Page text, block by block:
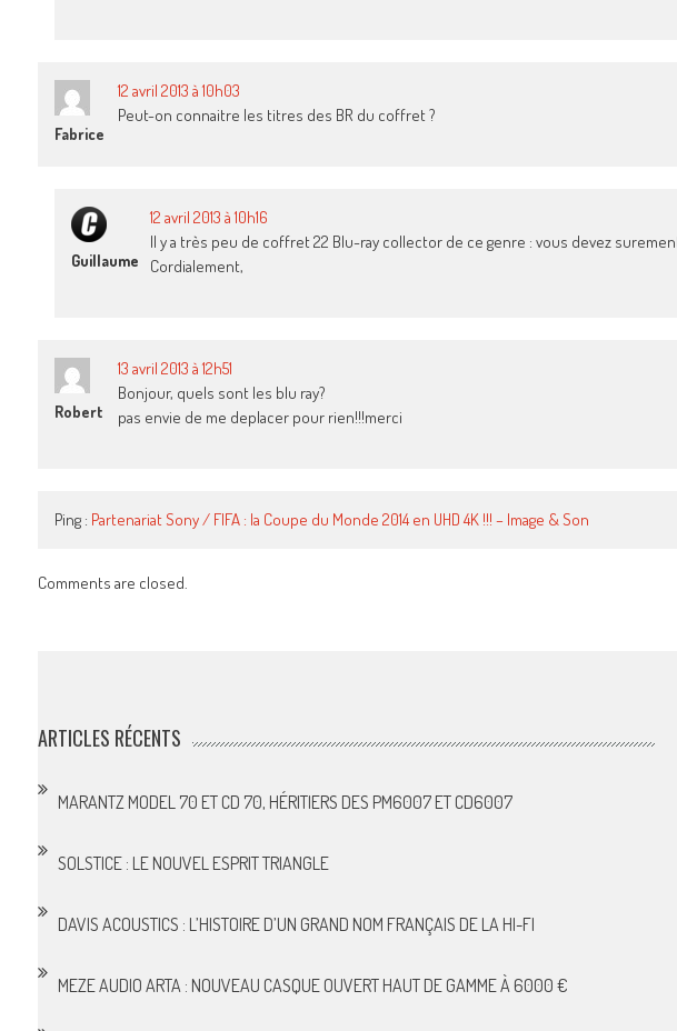
Fabrice
12 avril 2013 à 10h03
Peut-on connaitre les titres des BR du coffret ?
Guillaume
12 avril 2013 à 10h16
Il y a très peu de coffret 22 Blu-ray collector de ce genre : vous devez
Cordialement,
Robert
13 avril 2013 à 12h51
Bonjour, quels sont les blu ray?
pas envie de me deplacer pour rien!!!merci
Ping : Partenariat Sony / FIFA : la Coupe du Monde 2014 en UHD 4K !!! – Image & Son
Comments are closed.
ARTICLES RÉCENTS
MARANTZ MODEL 70 ET CD 70, HÉRITIERS DES PM6007 ET CD6007
SOLSTICE : LE NOUVEL ESPRIT TRIANGLE
DAVIS ACOUSTICS : L’HISTOIRE D’UN GRAND NOM FRANÇAIS DE LA HI-FI
MEZE AUDIO ARTA : NOUVEAU CASQUE OUVERT HAUT DE GAMME À 6000 €